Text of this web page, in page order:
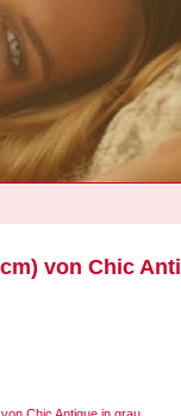
von Chic